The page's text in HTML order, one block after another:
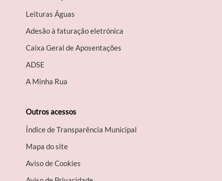
Leituras Águas
Adesão à faturação eletrónica
Caixa Geral de Aposentações
A​DSE
A Minha Rua
Outros acessos
Índice de Transparência Municipal
Mapa do site
Aviso de Cookies